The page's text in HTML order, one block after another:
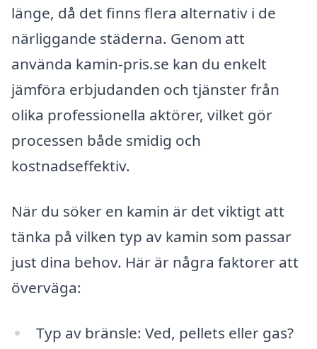
länge, då det finns flera alternativ i de
närliggande städerna. Genom att
använda kamin-pris.se kan du enkelt
jämföra erbjudanden och tjänster från
olika professionella aktörer, vilket gör
processen både smidig och
kostnadseffektiv.
När du söker en kamin är det viktigt att
tänka på vilken typ av kamin som passar
just dina behov. Här är några faktorer att
överväga:
Typ av bränsle: Ved, pellets eller gas?